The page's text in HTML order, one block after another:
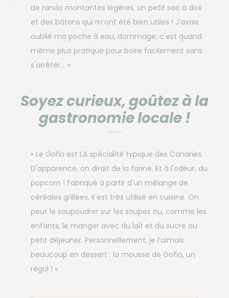
de rando montantes légères, un petit sac à dos
et des bâtons qui m’ont été bien utiles ! J'avais
oublié ma poche à eau, dommage, c'est quand
même plus pratique pour boire facilement sans
s'arrêter… »
Soyez curieux, goûtez à la
gastronomie locale !
« Le Gofio est LA spécialité typique des Canaries.
D'apparence, on dirait de la farine. Et à l'odeur, du
popcorn ! Fabriqué à partir d'un mélange de
céréales grillées, il est très utilisé en cuisine. On
peut le saupoudrer sur les soupes ou, comme les
enfants, le manger avec du lait et du sucre au
petit déjeuner. Personnellement, je l’aimais
beaucoup en dessert : la mousse de Gofio, un
régal ! »